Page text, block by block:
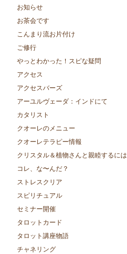
お知らせ
お茶会です
こんまり流お片付け
ご修行
やっとわかった！スピな疑問
アクセス
アクセスバーズ
アーユルヴェーダ：インドにて
カタリスト
クオーレのメニュー
クオーレテラピー情報
クリスタル＆植物さんと親睦するには
コレ、な〜んだ？
ストレスクリア
スピリチュアル
セミナー開催
タロットカード
タロット講座物語
チャネリング